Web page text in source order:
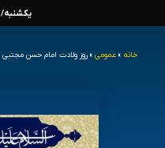
یکشنبه/ 18 مرداد / 1405
خانه » عمومی » روز ولادت امام حسن مجتبی ۱۴۰۲ به همراه پیام تبریک و مولودی